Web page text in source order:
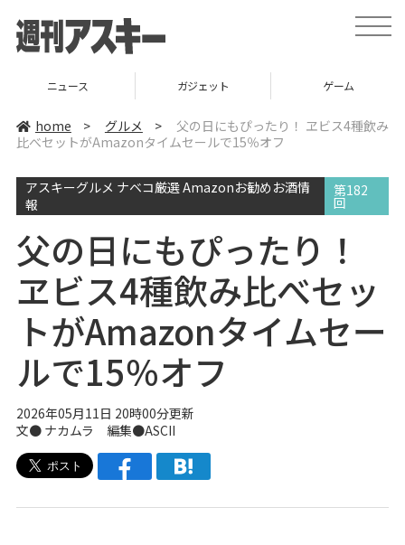
t
o
v
o
ニュース ガジェット ゲーム
home > グルメ >
父の日にもぴったり！ ヱビス4種飲み
比べセットがAmazonタイムセールで15％オフ
アスキーグルメ ナベコ厳選 Amazonお勧めお酒情
報
第182
回
父の日にもぴったり！
ヱビス4種飲み比べセッ
トがAmazonタイムセー
ルで15％オフ
2026年05月11日 20時00分更新
文● ナカムラ 編集●ASCII